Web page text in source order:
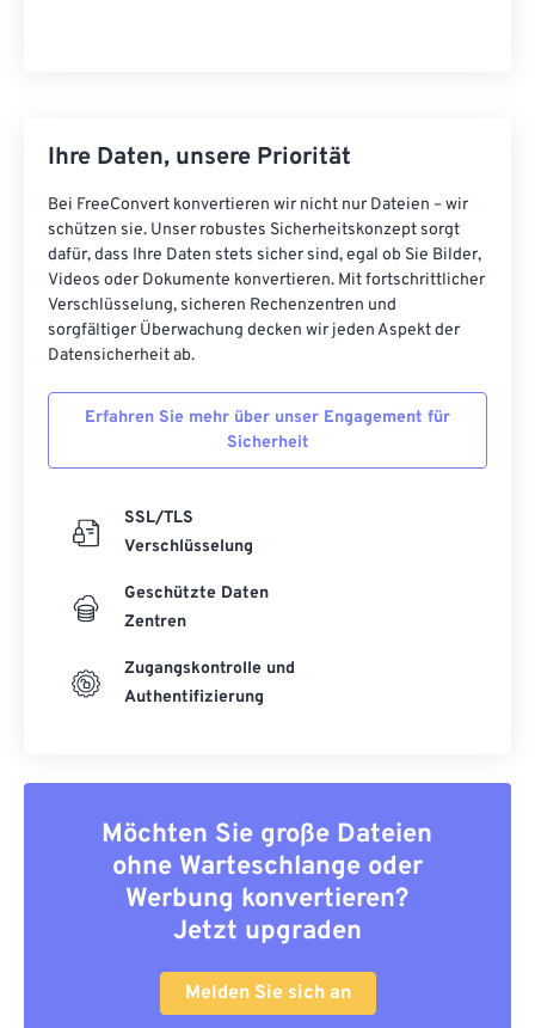
Ihre Daten, unsere Priorität
Bei FreeConvert konvertieren wir nicht nur Dateien – wir
schützen sie. Unser robustes Sicherheitskonzept sorgt
dafür, dass Ihre Daten stets sicher sind, egal ob Sie Bilder,
Videos oder Dokumente konvertieren. Mit fortschrittlicher
Verschlüsselung, sicheren Rechenzentren und
sorgfältiger Überwachung decken wir jeden Aspekt der
Datensicherheit ab.
Erfahren Sie mehr über unser Engagement für
Sicherheit
SSL/TLS
Verschlüsselung
Geschützte Daten
Zentren
Zugangskontrolle und
Authentifizierung
Möchten Sie große Dateien
ohne Warteschlange oder
Werbung konvertieren?
Jetzt upgraden
Melden Sie sich an